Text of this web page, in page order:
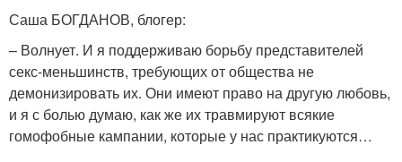
Саша БОГДАНОВ, блогер:
– Волнует. И я поддерживаю борьбу представителей
секс-меньшинств, требующих от общества не
демонизировать их. Они имеют право на другую любовь,
и я с болью думаю, как же их травмируют всякие
гомофобные кампании, которые у нас практикуются…